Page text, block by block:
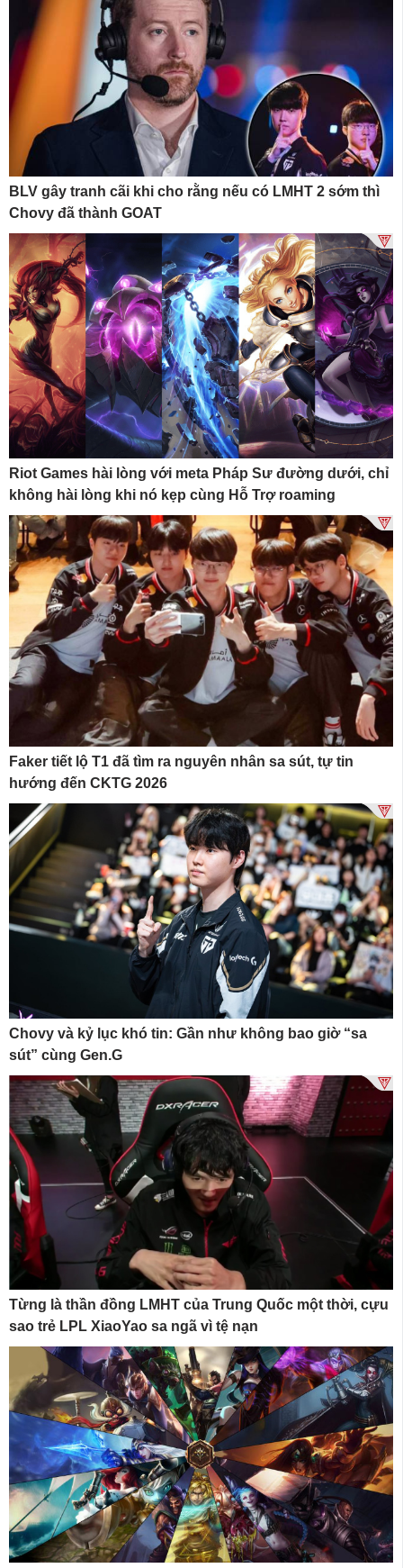
BLV gây tranh cãi khi cho rằng nếu có LMHT 2 sớm thì
Chovy đã thành GOAT
Riot Games hài lòng với meta Pháp Sư đường dưới, chỉ
không hài lòng khi nó kẹp cùng Hỗ Trợ roaming
Faker tiết lộ T1 đã tìm ra nguyên nhân sa sút, tự tin
hướng đến CKTG 2026
Chovy và kỷ lục khó tin: Gần như không bao giờ “sa
sút” cùng Gen.G
Từng là thần đồng LMHT của Trung Quốc một thời, cựu
sao trẻ LPL XiaoYao sa ngã vì tệ nạn